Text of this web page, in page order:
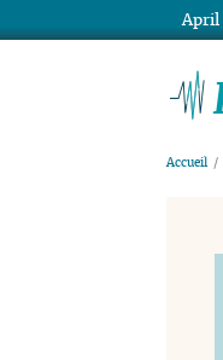
Accueil
April